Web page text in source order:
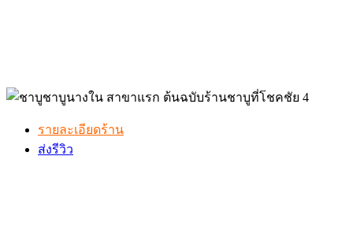
รายละเอียดร้าน
ส่งรีวิว